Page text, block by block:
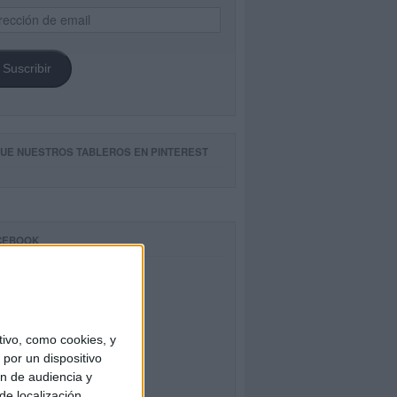
como cookies, y
un dispositivo
de audiencia y
Suscribir
NUESTROS TABLEROS EN PINTEREST